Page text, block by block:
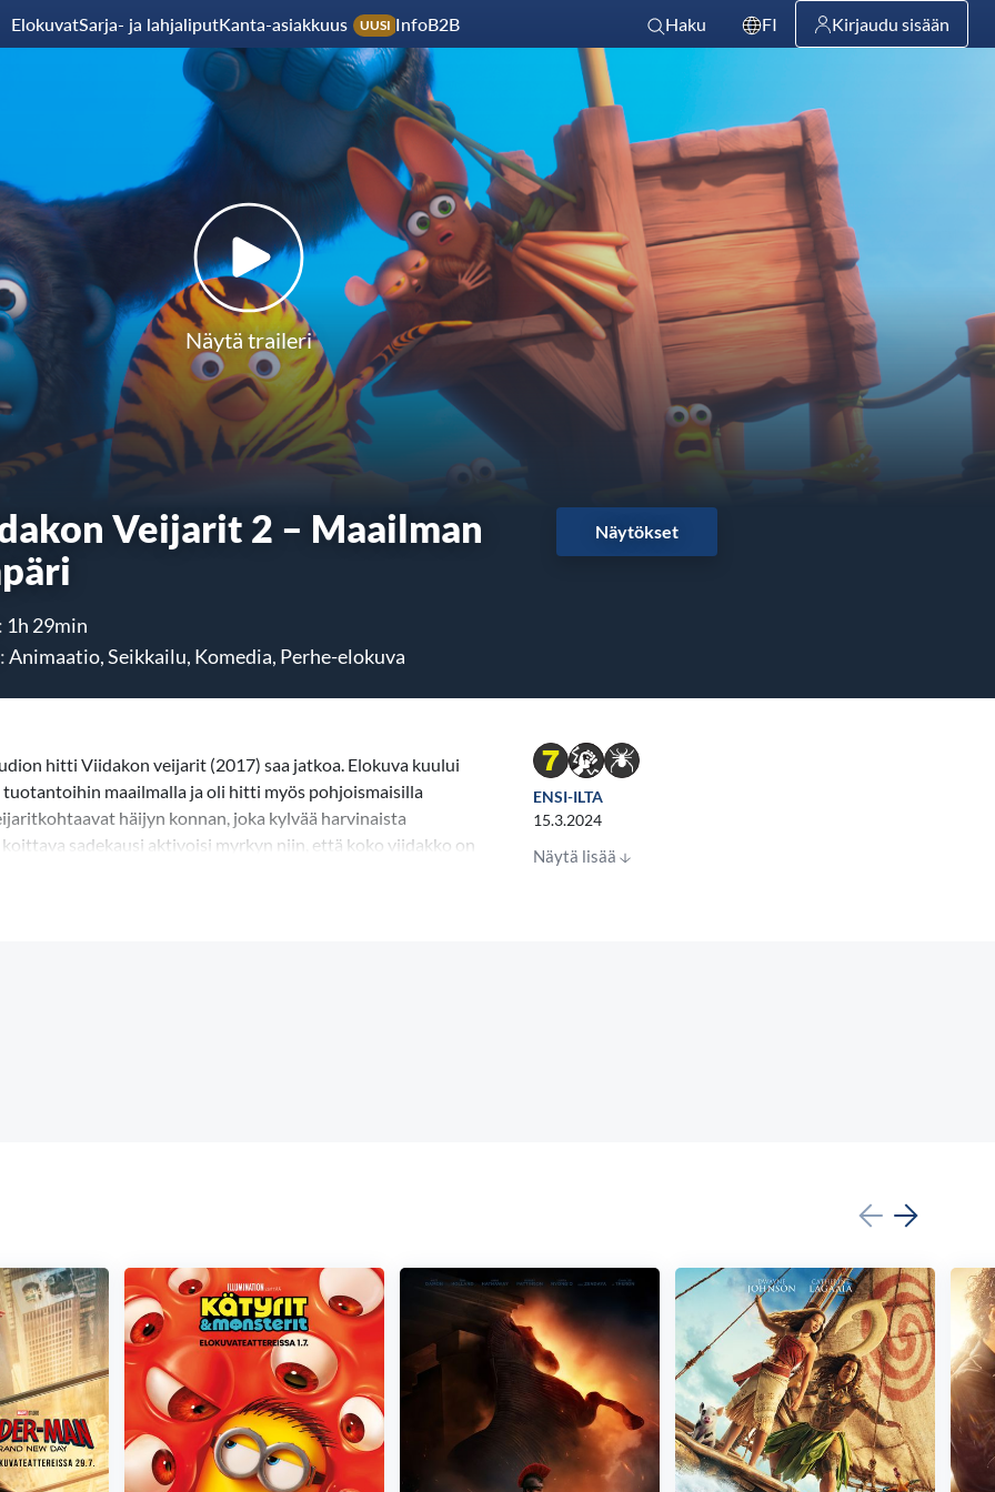
ElokuvatSarja- ja lahjaliputKanta-asiakkuus UUSI InfoB2B Haku FI Kirjaudu sisään
Näytä traileri
Veijarit 2 – Maailman
1h 29min
Animaatio, Seikkailu, Komedia, Perhe-elokuva
Näytökset
hitti Viidakon veijarit (2017) saa jatkoa. Elokuva kuului
maailmalla ja oli hitti myös pohjoismaisilla
häijyn konnan, joka kylvää harvinaista
sadekausi aktivoisi myrkyn niin, että koko viidakko on
osaa tehdä vastamyrkyn, mutta hänen olinpaikkaansa ei
ENSI-ILTA
15.3.2024
Näytä lisää